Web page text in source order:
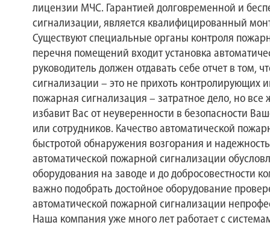
лицензии МЧС. Гарантией долговременной и
сигнализации, является квалифицированный
Существуют специальные органы контроля
перечня помещений входит установка
руководитель должен отдавать себе отчет в том,
сигнализации – это не прихоть контролирующих
пожарная сигнализация – затратное дело, но все
избавит Вас от неуверенности в безопасности
или сотрудников. Качество автоматической
быстротой обнаружения возгорания и
автоматической пожарной сигнализации
оборудования на заводе и до добросовестности
важно подобрать достойное оборудование
автоматической пожарной сигнализации
Наша компания уже много лет работает с